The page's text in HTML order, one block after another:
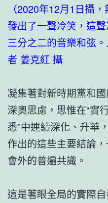
（2020年12月1日攝
發出了一聲冷笑，這
三分之二的音樂和弦
者 姜克紅 攝
凝集著對新時期黨和
深奧思慮，思惟在“實
悉”中連續深化、升華
作出的這些主要結論
會外的普遍共識。
這是著眼全局的實際